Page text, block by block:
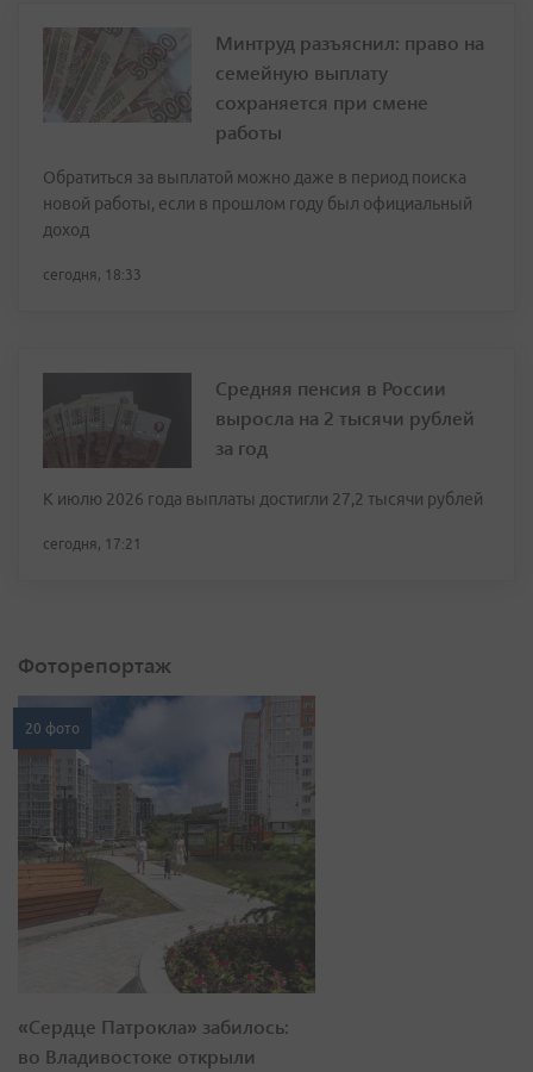
Минтруд разъяснил: право на
семейную выплату
сохраняется при смене
работы
Обратиться за выплатой можно даже в период поиска
новой работы, если в прошлом году был официальный
доход
сегодня, 18:33
Средняя пенсия в России
выросла на 2 тысячи рублей
за год
К июлю 2026 года выплаты достигли 27,2 тысячи рублей
сегодня, 17:21
Фоторепортаж
20 фото
«Сердце Патрокла» забилось:
во Владивостоке открыли